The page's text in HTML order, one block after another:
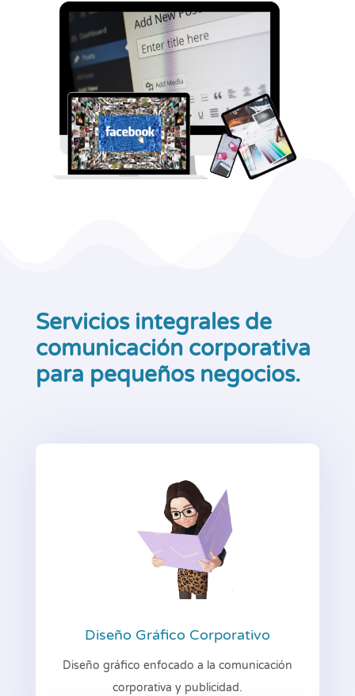
Servicios integrales de
comunicación corporativa
para pequeños negocios.
Diseño Gráfico Corporativo
Diseño gráfico enfocado a la comunicación
corporativa y publicidad.